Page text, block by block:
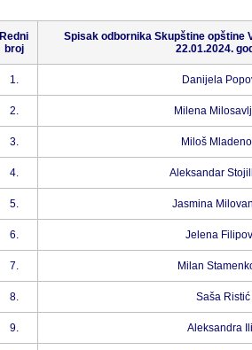
Redni
broj
Spisak odbornika Skupštine opštine
22.01.2024.
1. Danijela
2. Milena
3. Miloš
4. Aleksandar
5. Jasmina
6. Jelena
7. Milan
8. Saša Ristić
9. Aleksandra